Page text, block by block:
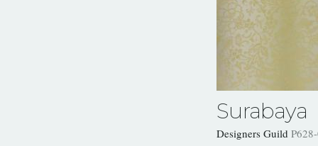
Surabaya
Designers Guild